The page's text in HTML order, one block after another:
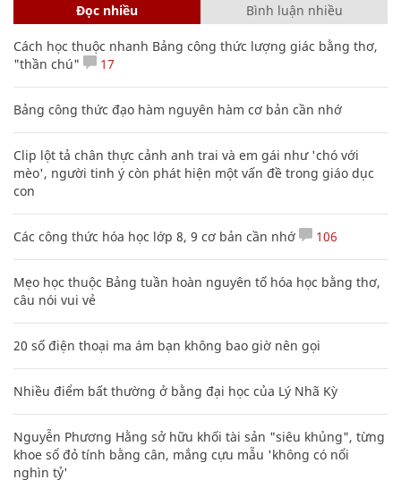
Đọc nhiều Bình luận nhiều
Cách học thuộc nhanh Bảng công thức lượng giác bằng thơ,
"thần chú"
17
Bảng công thức đạo hàm nguyên hàm cơ bản cần nhớ
Clip lột tả chân thực cảnh anh trai và em gái như 'chó với
mèo', người tinh ý còn phát hiện một vấn đề trong giáo dục
con
Các công thức hóa học lớp 8, 9 cơ bản cần nhớ 106
Mẹo học thuộc Bảng tuần hoàn nguyên tố hóa học bằng thơ,
câu nói vui vẻ
20 số điện thoại ma ám bạn không bao giờ nên gọi
Nhiều điểm bất thường ở bằng đại học của Lý Nhã Kỳ
Nguyễn Phương Hằng sở hữu khối tài sản "siêu khủng", từng
khoe sổ đỏ tính bằng cân, mắng cựu mẫu 'không có nổi
nghìn tỷ'